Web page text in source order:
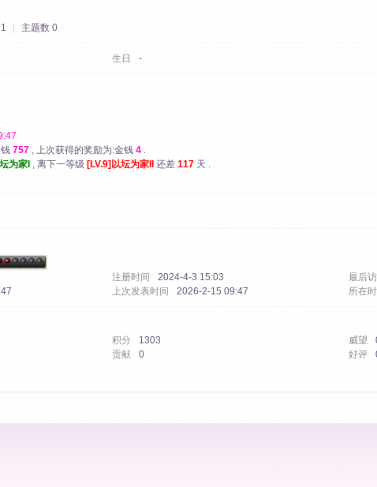
主题数 0
生日 -
757 , 上次获得的奖励为:金钱 4 .
为家I , 离下一等级 [LV.9]以坛为家II 还差 117 天 .
注册时间 2024-4-3 15:03 最后
上次发表时间 2026-2-15 09:47 所在
积分 1303 威望
贡献 0 好评